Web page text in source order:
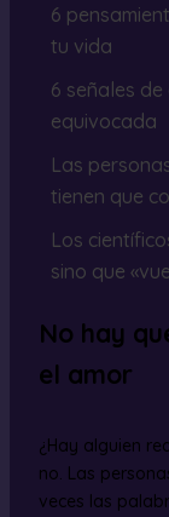
6
tu vida
6 señales
equivocada
Las
tienen que
Los
sino que
No hay
el amor
¿Hay alguien
no. Las
veces las